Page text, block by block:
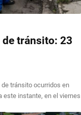
tránsito: 23
tránsito ocurridos en
instante, en el viernes